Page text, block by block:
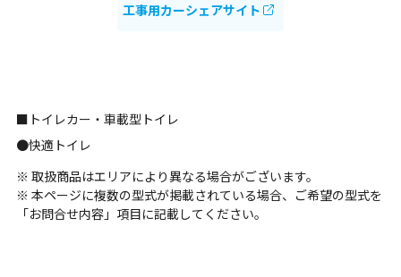
工事用カーシェアサイト
■トイレカー・車載型トイレ
●快適トイレ
※ 取扱商品はエリアにより異なる場合がございます。
※ 本ページに複数の型式が掲載されている場合、ご希望の型式を
「お問合せ内容」項目に記載してください。